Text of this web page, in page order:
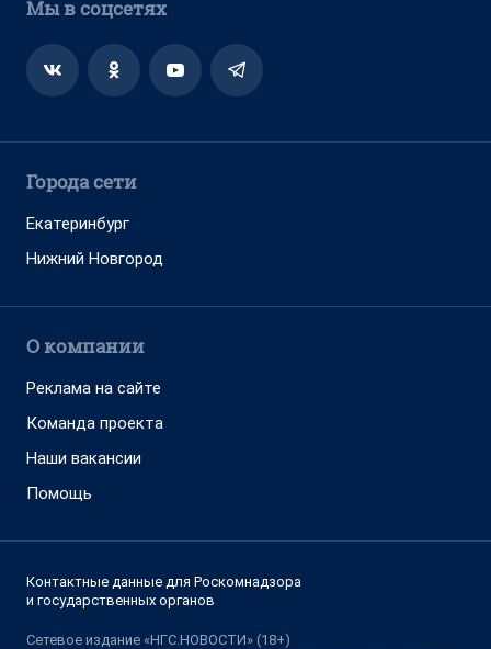
Мы в соцсетях
Города сети
Екатеринбург
Нижний Новгород
О компании
Реклама на сайте
Команда проекта
Наши вакансии
Помощь
Контактные данные для Роскомнадзора
и государственных органов
Сетевое издание «НГС.НОВОСТИ» (18+)